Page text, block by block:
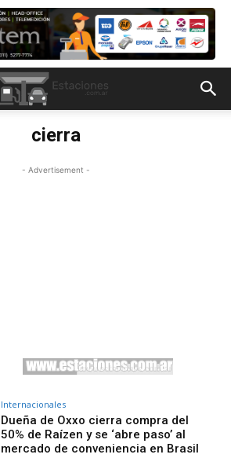
cierra
- Advertisement -
Internacionales
Dueña de Oxxo cierra compra del
50% de Raízen y se ‘abre paso’ al
mercado de conveniencia en Brasil